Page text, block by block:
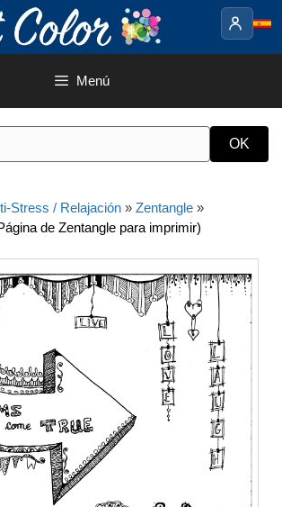
Menú
Stress / Relajación » Zentangle »
de Zentangle para imprimir)